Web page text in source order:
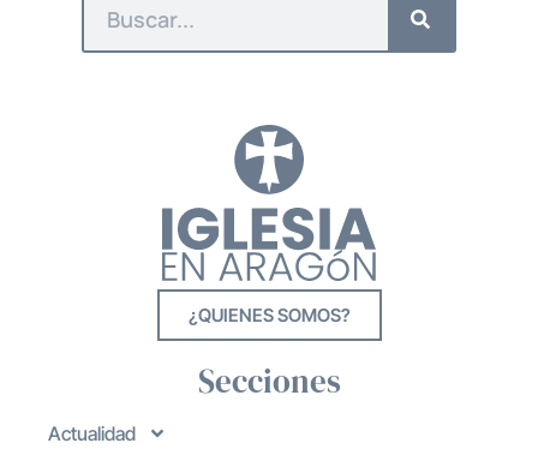
¿QUIENES SOMOS?
Secciones
Actualidad